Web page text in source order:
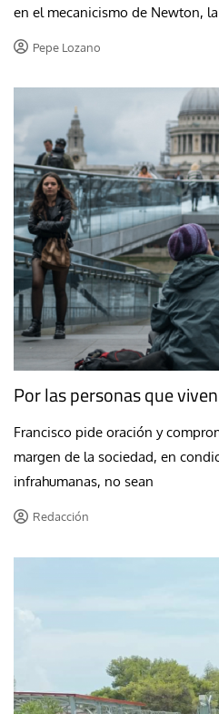
en el mecanicismo de Newton,
Pepe Lozano
Por las personas que
Francisco pide oración y
margen de la sociedad, en
infrahumanas, no sean
Redacción